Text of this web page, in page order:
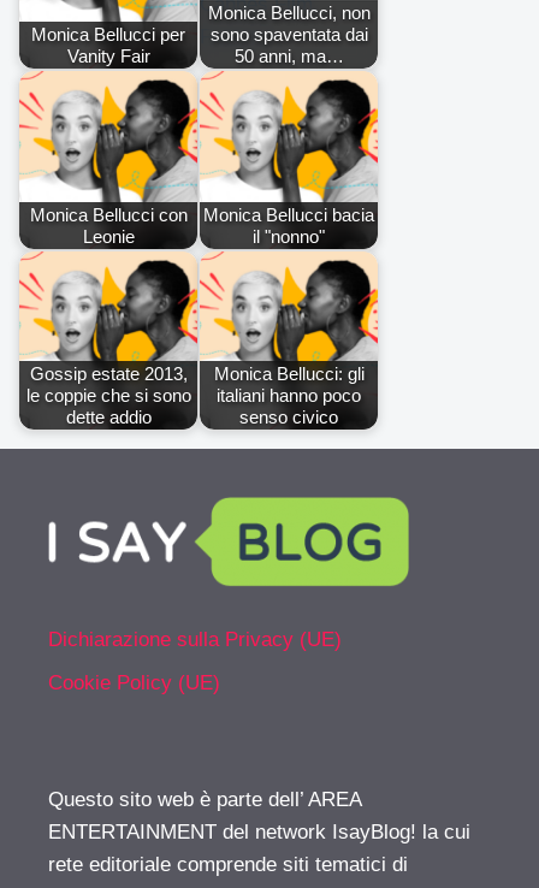
Monica Bellucci per
Vanity Fair
Monica Bellucci, non
sono spaventata dai
50 anni, ma…
Monica Bellucci con
Leonie
Monica Bellucci bacia
il "nonno"
Gossip estate 2013,
le coppie che si sono
dette addio
Monica Bellucci: gli
italiani hanno poco
senso civico
Dichiarazione sulla Privacy (UE)
Cookie Policy (UE)
Questo sito web è parte dell’ AREA
ENTERTAINMENT del network IsayBlog! la cui
rete editoriale comprende siti tematici di